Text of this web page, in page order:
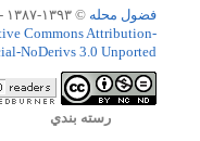
فضول محله © ۱۳۹۳-۱۳۸۷ -
Commons Attribution-
NoDerivs 3.0 Unported
رسته بندي